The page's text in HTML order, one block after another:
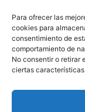
Para ofrecer las
cookies para
consentimiento de
comportamiento de
No consentir o retirar
ciertas
© Durviz